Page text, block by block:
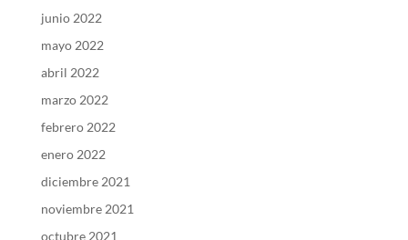
junio 2022
mayo 2022
abril 2022
marzo 2022
febrero 2022
enero 2022
diciembre 2021
noviembre 2021
octubre 2021